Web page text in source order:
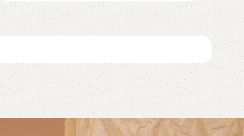
อ่านเพิ่ม อ่านเ